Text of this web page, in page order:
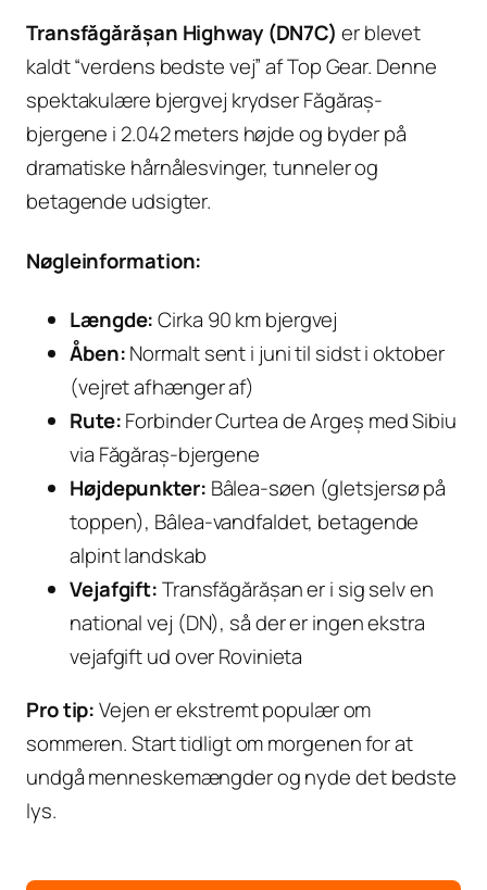
Transfăgărășan Highway (DN7C) er blevet
kaldt “verdens bedste vej” af Top Gear. Denne
spektakulære bjergvej krydser Făgăraș-
bjergene i 2.042 meters højde og byder på
dramatiske hårnålesvinger, tunneler og
betagende udsigter.
Nøgleinformation:
Længde:Cirka 90 km bjergvej
Åben:Normalt sent i juni til sidst i oktober
(vejret afhænger af)
Rute:Forbinder Curtea de Argeș med Sibiu
via Făgăraș-bjergene
Højdepunkter: Bâlea-søen (gletsjersø på
toppen), Bâlea-vandfaldet, betagende
alpint landskab
Vejafgift:Transfăgărășan er i sig selv en
national vej (DN), så der er ingen ekstra
vejafgift ud over Rovinieta
Pro tip:Vejen er ekstremt populær om
sommeren. Start tidligt om morgenen for at
undgå menneskemængder og nyde det bedste
lys.